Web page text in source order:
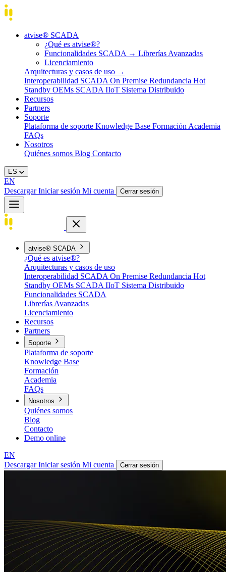
atvise® SCADA
¿Qué es atvise®?
Funcionalidades SCADA → Librerías Avanzadas
Licenciamiento
Arquitecturas y casos de uso →
Interoperabilidad SCADA On Premise Redundancia Hot
Standby OEMs SCADA IIoT Sistema Distribuido
Recursos
Partners
Soporte
Plataforma de soporte Knowledge Base Formación Academia
FAQs
Nosotros
Quiénes somos Blog Contacto
ES
EN
DescargarIniciar sesión Mi cuenta Cerrar sesión
atvise® SCADA
¿Qué es atvise®?
Arquitecturas y casos de uso
Interoperabilidad SCADA On Premise Redundancia Hot
Standby OEMs SCADA IIoT Sistema Distribuido
Funcionalidades SCADA
Librerías Avanzadas
Licenciamiento
Recursos
Partners
Soporte
Plataforma de soporte
Knowledge Base
Formación
Academia
FAQs
Nosotros
Quiénes somos
Blog
Contacto
Demo online
EN
DescargarIniciar sesión Mi cuenta Cerrar sesión